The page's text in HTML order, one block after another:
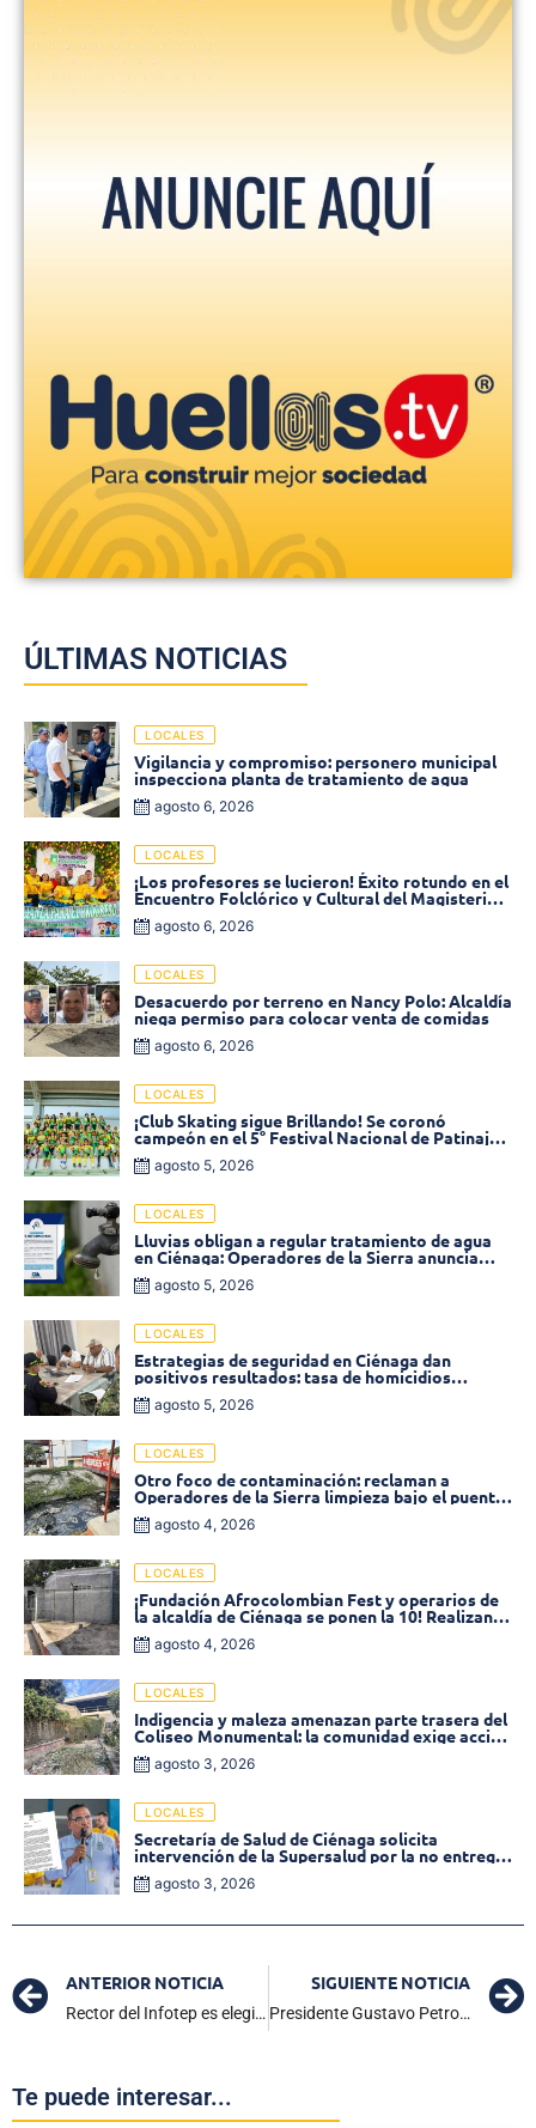
ÚLTIMAS NOTICIAS
LOCALES
Vigilancia y compromiso: personero municipal
inspecciona planta de tratamiento de agua
agosto 6, 2026
LOCALES
¡Los profesores se lucieron! Éxito rotundo en el
Encuentro Folclórico y Cultural del Magisterio
2026 en Ciénaga
agosto 6, 2026
LOCALES
Desacuerdo por terreno en Nancy Polo: Alcaldía
niega permiso para colocar venta de comidas
agosto 6, 2026
LOCALES
¡Club Skating sigue Brillando! Se coronó
campeón en el 5° Festival Nacional de Patinaje
«Soledad sobre Ruedas»
agosto 5, 2026
LOCALES
Lluvias obligan a regular tratamiento de agua
en Ciénaga: Operadores de la Sierra anuncia
baja presión en varios sectores
agosto 5, 2026
LOCALES
Estrategias de seguridad en Ciénaga dan
positivos resultados: tasa de homicidios
disminuyó un 58% en 2026
agosto 5, 2026
LOCALES
Otro foco de contaminación: reclaman a
Operadores de la Sierra limpieza bajo el puente
de la calle 19 con carrera 11
agosto 4, 2026
LOCALES
¡Fundación Afrocolombian Fest y operarios de
la alcaldía de Ciénaga se ponen la 10! Realizan
limpieza de la parte posterior del Coliseo
Monumental
agosto 4, 2026
LOCALES
Indigencia y maleza amenazan parte trasera del
Coliseo Monumental: la comunidad exige acción
inmediata!
agosto 3, 2026
LOCALES
Secretaría de Salud de Ciénaga solicita
intervención de la Supersalud por la no entrega
de medicamentos en las EPS
agosto 3, 2026
ANTERIOR NOTICIA
Rector del Infotep es elegido miembro del Consejo Directivo de la RedTTU para el periodo 2024 – 2026
SIGUIENTE NOTICIA
Presidente Gustavo Petro: “El proceso constituyente convocado no es ni para cambiar la constitución del 91, ni para perpetuarme en el poder”
Te puede interesar...